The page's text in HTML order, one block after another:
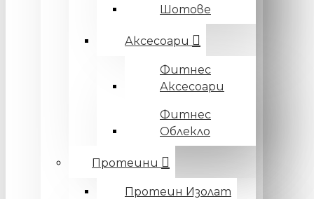
Шотове
Аксесоари
Фитнес
Аксесоари
Фитнес
Облекло
Протеини
Протеин Изолат